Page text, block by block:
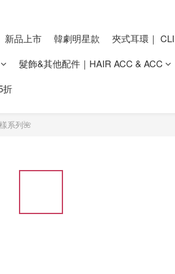
新品上市 韓劇明星款
夾式耳環｜
髮飾&其他配件｜HAIR ACC & ACC
折
系列🌺